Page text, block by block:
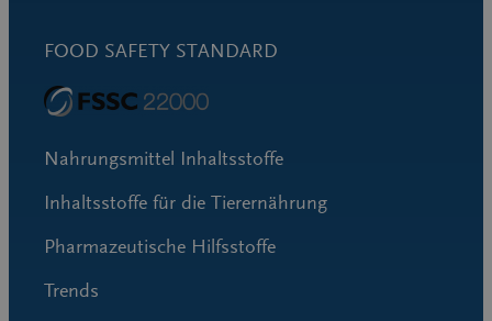
FOOD SAFETY STANDARD
Nahrungsmittel Inhaltsstoffe
Inhaltsstoffe für die Tierernährung
Pharmazeutische Hilfsstoffe
Trends